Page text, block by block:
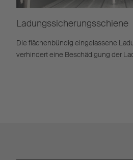
Ladungssicherungsschiene
Die flächenbündig eingelassene
verhindert eine Beschädigung der